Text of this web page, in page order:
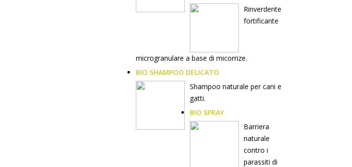
Rinverdente
fortificante
microgranulare a base di micorrize.
BIO SHAMPOO DELICATO
Shampoo naturale per cani e
gatti.
BIO SPRAY
Barriera
naturale
contro i
parassiti di